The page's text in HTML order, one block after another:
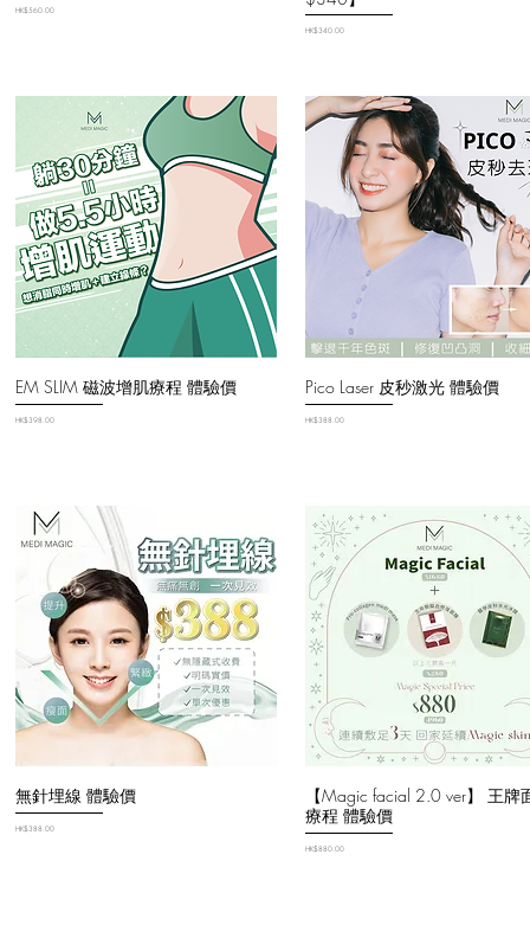
價格
HK$560.00
價格
HK$340.00
EM SLIM 磁波增肌療程 體驗價
價格
HK$398.00
Pico Laser 皮秒激光 體驗價
價格
HK$388.00
無針埋線 體驗價
價格
HK$388.00
【Magic facial 2.0 ver】 王牌
療程 體驗價
價格
HK$880.00